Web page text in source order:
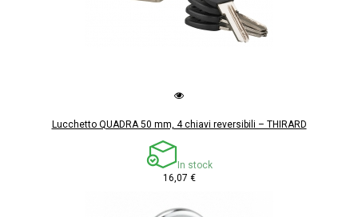
Lucchetto QUADRA 50 mm, 4 chiavi reversibili – THIRARD
In stock
16,07 €